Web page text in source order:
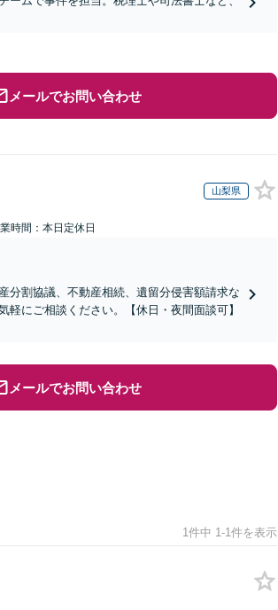
メールでお問い合わせ
山梨県
時間：本日定休日
分割協議、不動産相続、遺留分侵害額請求な
にご相談ください。【休日・夜間面談可】
メールでお問い合わせ
1件中 1-1件を表示